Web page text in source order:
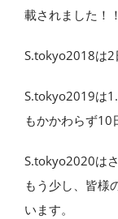
載されました！！
S.tokyo2018は2
S.tokyo2019は
もかかわらず10
S.tokyo2020は
もう少し、皆様
います。